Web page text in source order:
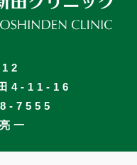
4-11-16
7555
一